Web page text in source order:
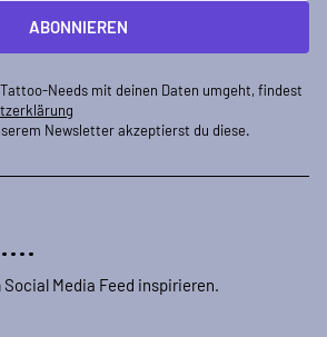
ABONNIEREN
Needs mit deinen Daten umgeht, findest
Newsletter akzeptierst du diese.
Media Feed inspirieren.